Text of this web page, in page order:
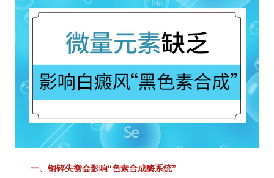
一、铜锌失衡会影响“色素合成酶系统”